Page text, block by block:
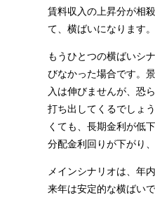
賃料収入の上昇分が相
て、横ばいになります。
もうひとつの横ばいシ
びなかった場合です。
入は伸びませんが、恐
打ち出してくるでしょ
くても、長期金利が低
分配金利回りが下がり
メインシナリオは、年
来年は安定的な横ばい